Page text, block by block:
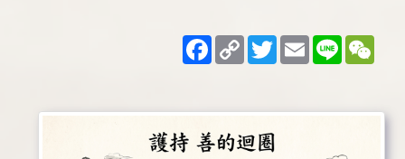
Facebook
Copy
Link
TwitterEmailLine